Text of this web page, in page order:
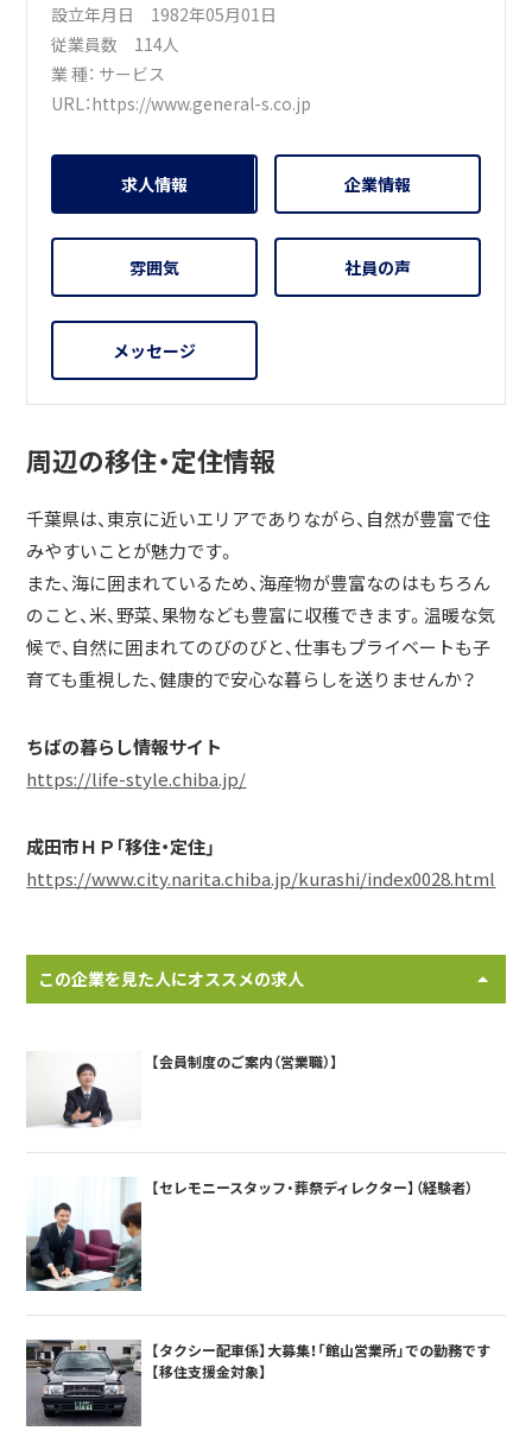
設立年月日 1982年05月01日
従業員数 114人
業 種： サービス
URL：https://www.general-s.co.jp
求人情報 企業情報
雰囲気 社員の声
メッセージ
周辺の移住・定住情報
千葉県は、東京に近いエリアでありながら、自然が豊富で住
みやすいことが魅力です。
また、海に囲まれているため、海産物が豊富なのはもちろん
のこと、米、野菜、果物なども豊富に収穫できます。温暖な気
候で、自然に囲まれてのびのびと、仕事もプライベートも子
育ても重視した、健康的で安心な暮らしを送りませんか？
ちばの暮らし情報サイト
https://life-style.chiba.jp/
成田市ＨＰ「移住・定住」
https://www.city.narita.chiba.jp/kurashi/index0028.html
この企業を見た人にオススメの求人
【会員制度のご案内（営業職）】
【セレモニースタッフ・葬祭ディレクター】（経験者）
【タクシー配車係】大募集！「館山営業所」での勤務です
【移住支援金対象】